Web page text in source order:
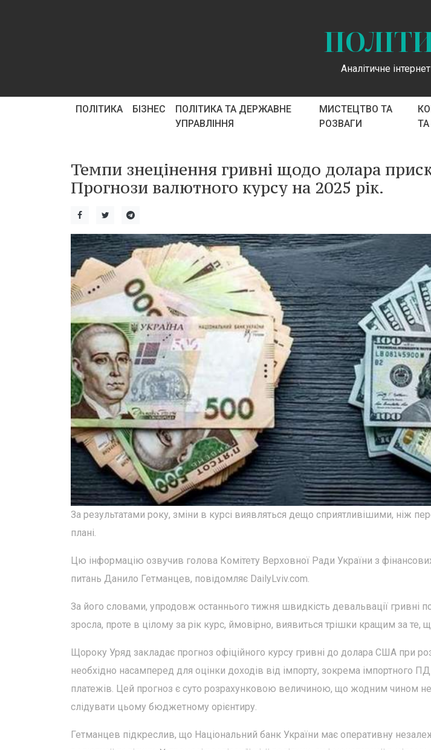
Аналітичне
ПОЛІТИКА БІЗНЕС
ПОЛІТИКА ТА ДЕРЖАВНЕ
УПРАВЛІННЯ
МИСТЕЦТВО ТА
РОЗВАГИ
Темпи знецінення гривні щодо долара
Прогнози валютного курсу на 2025 рік.
За результатами року, зміни в курсі виявляться дещо сприятливішими, ніж
плані.
Цю інформацію озвучив голова Комітету Верховної Ради України з
питань Данило Гетманцев, повідомляє DailyLviv.com.
За його словами, упродовж останнього тижня швидкість девальвації гривні
зросла, проте в цілому за рік курс, ймовірно, виявиться трішки кращим за
Щороку Уряд закладає прогноз офіційного курсу гривні до долара США при
необхідно насамперед для оцінки доходів від імпорту, зокрема імпортного
платежів. Цей прогноз є суто розрахунковою величиною, що жодним чином
слідувати цьому бюджетному орієнтиру.
Гетманцев підкреслив, що Національний банк України має оперативну